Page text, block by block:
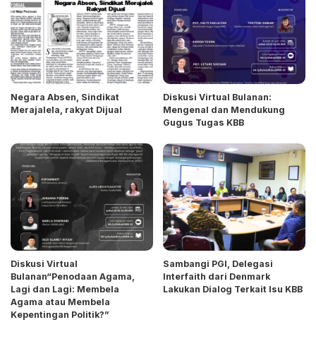
Negara Absen, Sindikat
Merajalela, rakyat Dijual
Diskusi Virtual Bulanan:
Mengenal dan Mendukung
Gugus Tugas KBB
Diskusi Virtual
Bulanan“Penodaan Agama,
Lagi dan Lagi: Membela
Agama atau Membela
Kepentingan Politik?”
Sambangi PGI, Delegasi
Interfaith dari Denmark
Lakukan Dialog Terkait Isu KBB